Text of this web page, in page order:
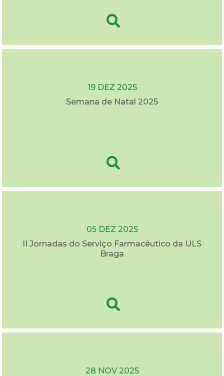
19 DEZ 2025
Semana de Natal 2025
05 DEZ 2025
II Jornadas do Serviço Farmacêutico da ULS
Braga
28 NOV 2025